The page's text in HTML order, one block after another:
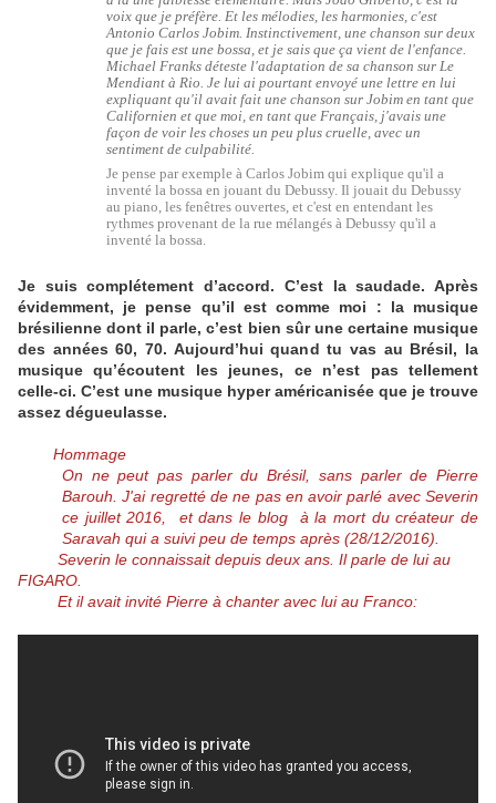
voix que je préfère. Et les mélodies, les harmonies, c'est
Antonio Carlos Jobim. Instinctivement, une chanson sur deux
que je fais est une bossa, et je sais que ça vient de l'enfance.
Michael Franks déteste l'adaptation de sa chanson sur Le
Mendiant à Rio. Je lui ai pourtant envoyé une lettre en lui
expliquant qu'il avait fait une chanson sur Jobim en tant que
Californien et que moi, en tant que Français, j'avais une
façon de voir les choses un peu plus cruelle, avec un
sentiment de culpabilité.
Je pense par exemple à Carlos Jobim qui explique qu'il a
inventé la bossa en jouant du Debussy. Il jouait du Debussy
au piano, les fenêtres ouvertes, et c'est en entendant les
rythmes provenant de la rue mélangés à Debussy qu'il a
inventé la bossa.
Je suis complétement d’accord. C’est la saudade. Après
évidemment, je pense qu’il est comme moi : la musique
brésilienne dont il parle, c’est bien sûr une certaine musique
des années 60, 70. Aujourd’hui quand tu vas au Brésil, la
musique qu’écoutent les jeunes, ce n’est pas tellement
celle-ci. C’est une musique hyper américanisée que je trouve
assez dégueulasse.
Hommage
On ne peut pas parler du Brésil, sans parler de Pierre
Barouh. J'ai regretté de ne pas en avoir parlé avec Severin
ce juillet 2016, et dans le blog à la mort du créateur de
Saravah qui a suivi peu de temps après (28/12/2016).
Severin le connaissait depuis deux ans. Il parle de lui au
FIGARO.
Et il avait invité Pierre à chanter avec lui au Franco: